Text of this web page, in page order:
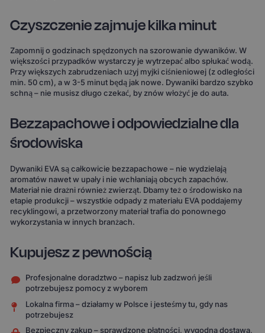
Czyszczenie zajmuje kilka minut
Zapomnij o godzinach spędzonych na szorowanie dywaników. W
większości przypadków wystarczy je wytrzepać albo spłukać wodą.
Przy większych zabrudzeniach użyj myjki ciśnieniowej (z odległości
min. 50 cm), a w 3-5 minut będą jak nowe. Dywaniki bardzo szybko
schną – nie musisz długo czekać, by znów włożyć je do auta.
Bezzapachowe i odpowiedzialne dla
środowiska
Dywaniki EVA są całkowicie bezzapachowe – nie wydzielają
aromatów nawet w upały i nie wchłaniają obcych zapachów.
Materiał nie drażni również zwierząt. Dbamy też o środowisko na
etapie produkcji – wszystkie odpady z materiału EVA poddajemy
recyklingowi, a przetworzony materiał trafia do ponownego
wykorzystania w innych branżach.
Kupujesz z pewnością
Profesjonalne doradztwo – napisz lub zadzwoń jeśli
potrzebujesz pomocy z wyborem
Lokalna firma – działamy w Polsce i jesteśmy tu, gdy nas
potrzebujesz
Bezpieczny zakup – sprawdzone płatności, wygodna dostawa,